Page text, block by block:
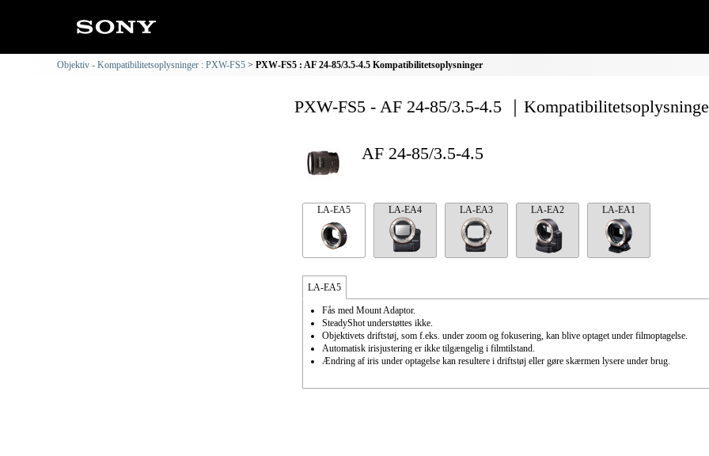
Objektiv - Kompatibilitetsoplysninger : PXW-FS5 PXW-FS5 : AF 24-85/3.5-4.5 Kompatibilitetsoplysninger
PXW-FS5 - AF 24-85/3.5-4.5 ｜
AF 24-85/3.5-4.5
LA-EA5 LA-EA4 LA-EA3 LA-EA2 LA-EA1
LA-EA5
Fås med Mount Adaptor.
SteadyShot understøttes ikke.
Objektivets driftstøj, som f.eks. under zoom og fokusering, kan blive optaget under filmoptagelse.
Automatisk irisjustering er ikke tilgængelig i filmtilstand.
Ændring af iris under optagelse kan resultere i driftstøj eller gøre skærmen lysere under brug.